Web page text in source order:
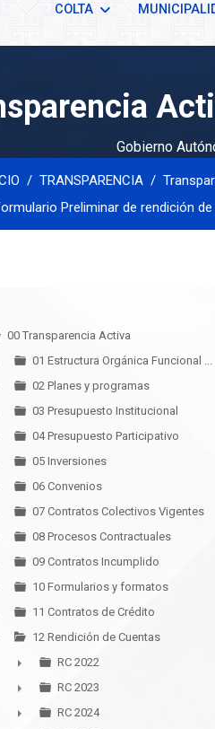
COLTA
Gobierno
TRANSPARENCIA
Preliminar de rendición
00 Transparencia Activa
01 Estructura Orgánica Funcional ...
02 Planes y programas
03 Presupuesto Institucional
04 Presupuesto Participativo
05 Inversiones
06 Convenios
07 Contratos Colectivos Vigentes
08 Procesos Contractuales
09 Contratos Incumplido
10 Formularios y formatos
11 Contratos de Crédito
12 Rendición de Cuentas
►
RC 2022
►
RC 2023
RC 2024